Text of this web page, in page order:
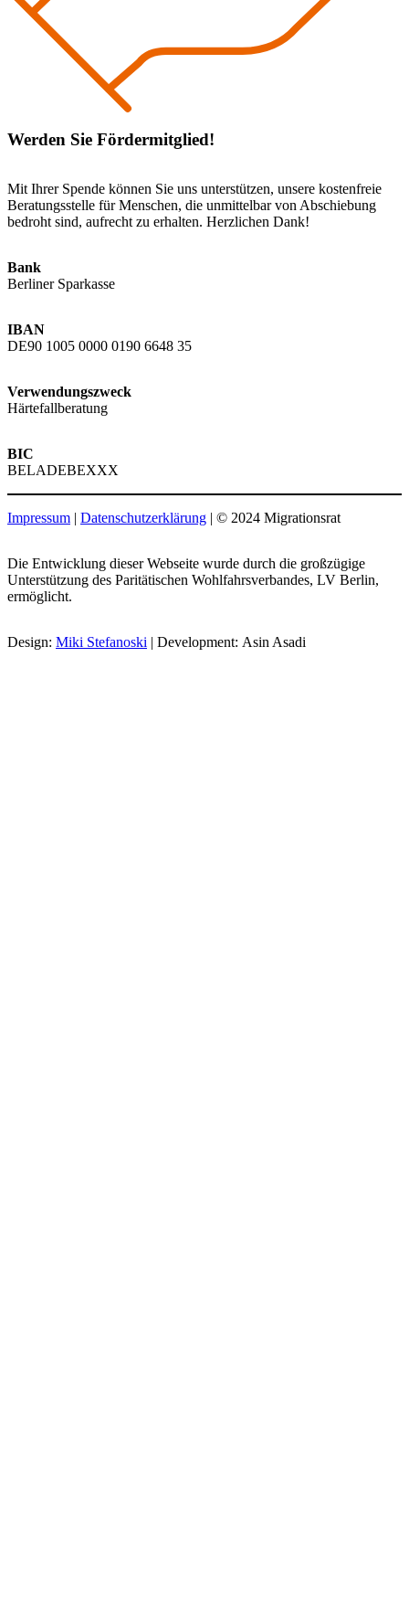
Werden Sie Fördermitglied!
Mit Ihrer Spende können Sie uns unterstützen, unsere kostenfreie
Beratungsstelle für Menschen, die unmittelbar von Abschiebung
bedroht sind, aufrecht zu erhalten. Herzlichen Dank!
Bank
Berliner Sparkasse
IBAN
DE90 1005 0000 0190 6648 35
Verwendungszweck
Härtefallberatung
BIC
BELADEBEXXX
Impressum | Datenschutzerklärung | © 2024 Migrationsrat
Die Entwicklung dieser Webseite wurde durch die großzügige
Unterstützung des Paritätischen Wohlfahrsverbandes, LV Berlin,
ermöglicht.
Design: Miki Stefanoski | Development: Asin Asadi